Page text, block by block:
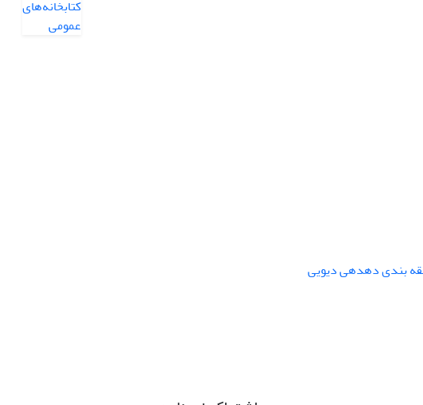
بندی دهدهی دیویی